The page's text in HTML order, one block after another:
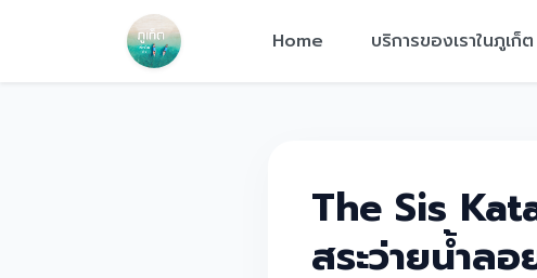
Home บริการของเราในภูเก็ต
The Sis
สระว่ายน้ำล